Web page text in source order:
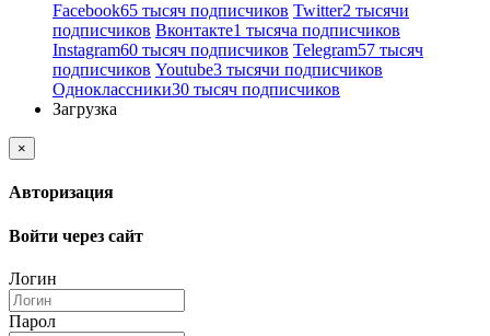
Facebook65 тысяч подписчиков Twitter2 тысячи
подписчиков Вконтакте1 тысяча подписчиков
Instagram60 тысяч подписчиков Telegram57 тысяч
подписчиков Youtube3 тысячи подписчиков
Одноклассники30 тысяч подписчиков
Загрузка
×
Авторизация
Войти через сайт
Логин
Парол